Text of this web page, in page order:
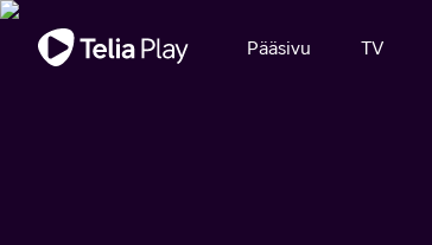
Tärkeä viesti
Pääsivu TV